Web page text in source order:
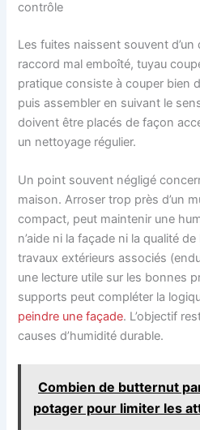
contrôle
Les fuites naissent souvent
raccord mal emboîté, tuyau
pratique consiste à couper bien
puis assembler en suivant le
doivent être placés de façon
un nettoyage régulier.
Un point souvent négligé
maison. Arroser trop près d’un
compact, peut maintenir une
n’aide ni la façade ni la qualité de
travaux extérieurs associés
une lecture utile sur les bonnes
supports peut compléter la
peindre une façade. L’objectif
causes d’humidité durable.
Combien de butternut
potager pour limiter les